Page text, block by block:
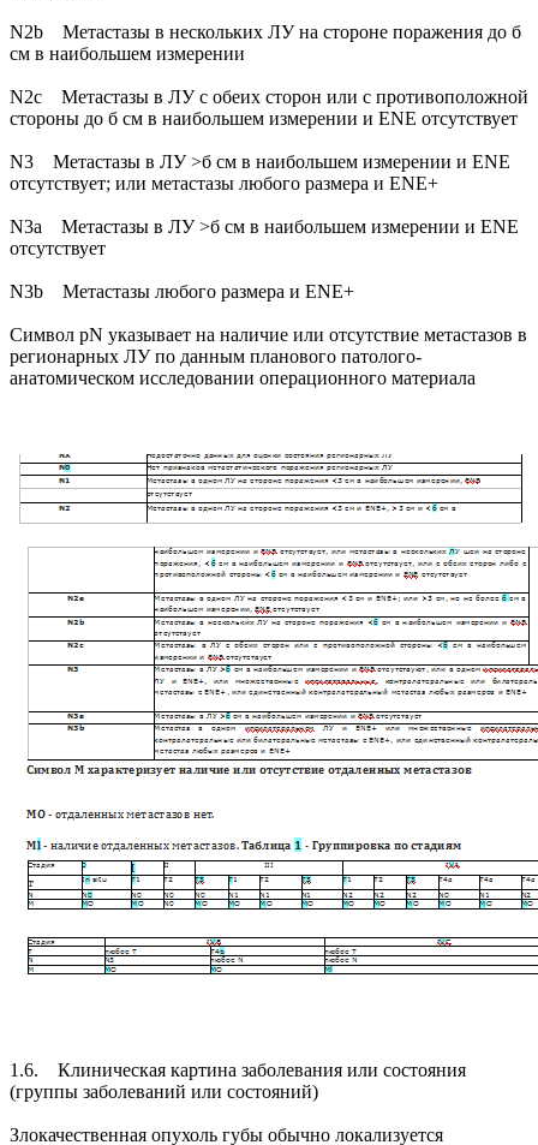
N2b Метастазы в нескольких ЛУ на стороне поражения до б
см в наибольшем измерении
N2c Метастазы в ЛУ с обеих сторон или с противоположной
стороны до б см в наибольшем измерении и ENE отсутствует
N3 Метастазы в ЛУ >б см в наибольшем измерении и ENE
отсутствует; или метастазы любого размера и ENE+
N3a Метастазы в ЛУ >б см в наибольшем измерении и ENE
отсутствует
N3b Метастазы любого размера и ENE+
Символ pN указывает на наличие или отсутствие метастазов в
регионарных ЛУ по данным планового патолого-
анатомическом исследовании операционного материала
1.6. Клиническая картина заболевания или состояния
(группы заболеваний или состояний)
Злокачественная опухоль губы обычно локализуется